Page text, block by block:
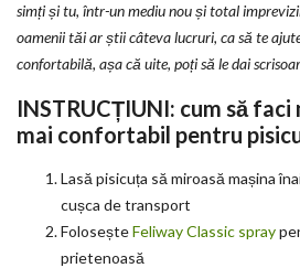
simți și tu, într-un mediu nou și total
oamenii tăi ar știi câteva lucruri, ca să te
confortabilă, așa că uite, poți să le dai
INSTRUCȚIUNI: cum să
mai confortabil pentru
Lasă pisicuța să miroasă mașina
cușca de transport
FoloseșteFeliway Classic spray
prietenoasă